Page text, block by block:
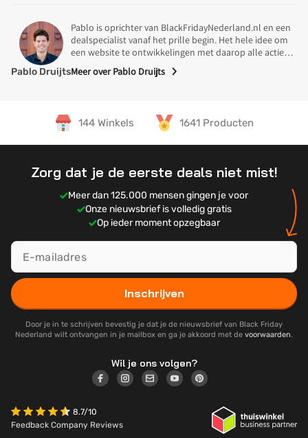
Pablo Druijts
Pablo is oprichter van BlackFridayNederland.nl en een
dealspecialist vanaf het prille begin. Het hele idee om
een website te ontwikkelingen met daarop alle acties
en deals tijdens Black Friday in Nederland kwam uit zijn
koker. In 2014 was Pablo op zoek naar een koelkast
de conclusie dat Nederland wel een overzichtelijke
website met aanbiedingen kon gebruiken en zo
Pablo is gespecialiseerd voor het selecteren van de
Gaming
Televisies
Laptops & PC
Meer over Pablo Druijts
144 Winkels 1641 Producten
Zorg dat je de eerste deals niet mist!
Meer dan 125.000 mensen gingen je voor
Onze nieuwsbrief is volledig gratis
Op ieder moment opzegbaar
Inschrijven
Door je in te schrijven bevestig je dat je de nieuwsbrief van Black Friday
Nederland wilt ontvangen in je mailbox en ga je akkoord met de voorwaarden.
Wil je ons volgen?
8.7/10
Feedback Company Reviews